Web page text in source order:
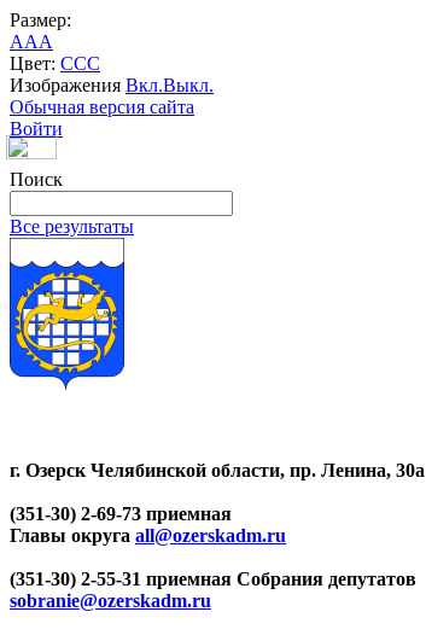
Размер:
AAA
Цвет: CCC
Изображения Вкл.Выкл.
Обычная версия сайта
Войти
Поиск
Все результаты
г. Озерск Челябинской области, пр. Ленина, 30а
(351-30) 2-69-73 приемная
Главы округа all@ozerskadm.ru
(351-30) 2-55-31 приемная Собрания депутатов
sobranie@ozerskadm.ru